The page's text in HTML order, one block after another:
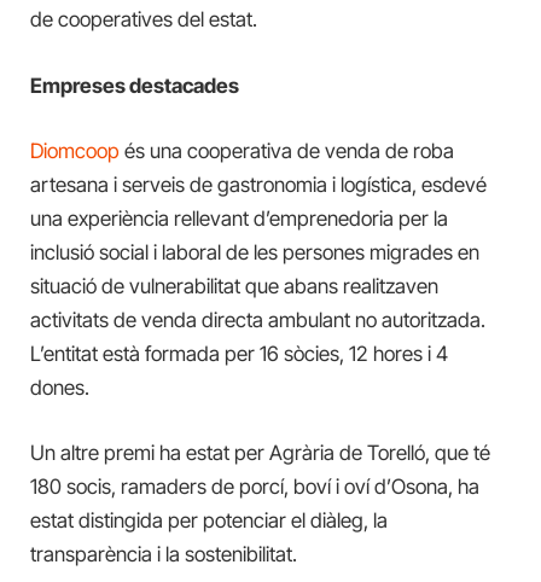
de cooperatives del estat.
Empreses destacades
Diomcoop és una cooperativa de venda de roba
artesana i serveis de gastronomia i logística, esdevé
una experiència rellevant d’emprenedoria per la
inclusió social i laboral de les persones migrades en
situació de vulnerabilitat que abans realitzaven
activitats de venda directa ambulant no autoritzada.
L’entitat està formada per 16 sòcies, 12 hores i 4
dones.
Un altre premi ha estat per Agrària de Torelló, que té
180 socis, ramaders de porcí, boví i oví d’Osona, ha
estat distingida per potenciar el diàleg, la
transparència i la sostenibilitat.